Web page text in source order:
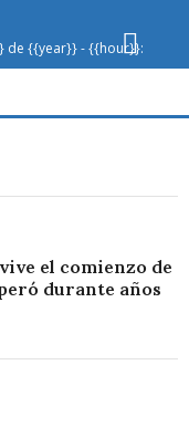
de {{year}} - {{hour}}:
el comienzo de
durante años